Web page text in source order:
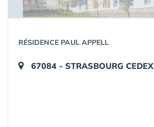
RÉSIDENCE PAUL APPELL
67084 - STRASBOURG CEDEX